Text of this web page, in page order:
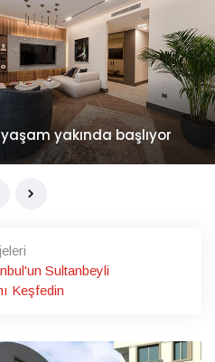
başlıyor
Sultanbeyli
Keşfedin